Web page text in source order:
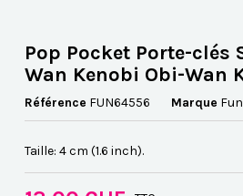
Pop Pocket Porte-clés
Wan Kenobi Obi-Wan
Référence FUN64556 Marque
Taille: 4 cm (1.6 inch).